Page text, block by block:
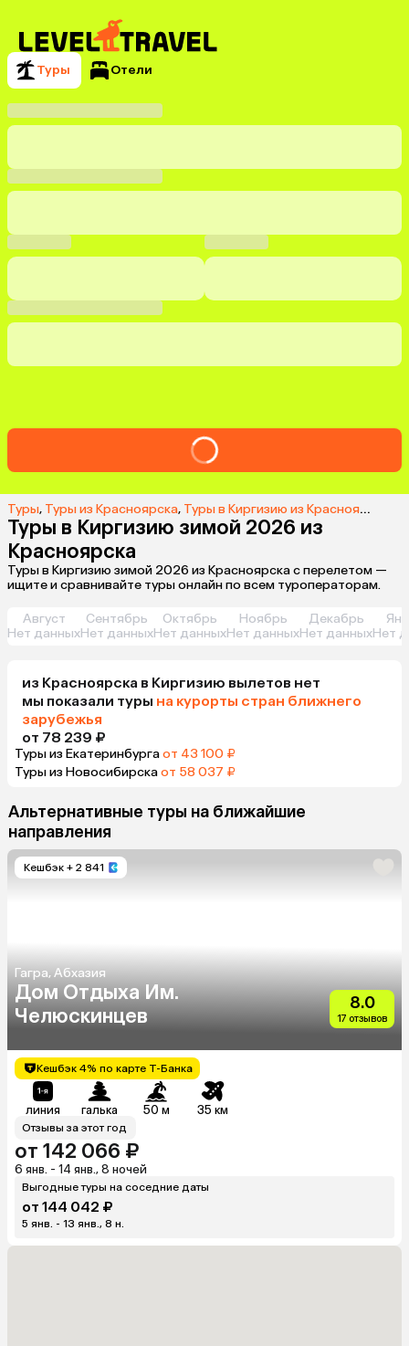
Туры Отели
Туры, Туры из Красноярска, Туры в Киргизию из Красноярска
Туры в Киргизию зимой 2026 из
Красноярска
Туры в Киргизию зимой 2026 из Красноярска с перелетом —
ищите и сравнивайте туры онлайн по всем туроператорам.
Август
Нет данных
Сентябрь
Нет данных
Октябрь
Нет данных
Ноябрь
Нет данных
Декабрь
Нет данныхНет
из Красноярска в Киргизию вылетов нет
мы показали туры на курорты стран ближнего
зарубежья
от 78 239 ₽
Туры из Екатеринбургаот 43 100 ₽
Туры из Новосибирскаот 58 037 ₽
Альтернативные туры на ближайшие
направления
Кешбэк + 2 841
Гагра, Абхазия
Дом Отдыха Им.
Челюскинцев
8.0
17 отзывов
Кешбэк 4% по карте Т-Банка
линия галька 50 м 35 км
Отзывы за этот год
от 142 066 ₽
6 янв. - 14 янв., 8 ночей
Выгодные туры на соседние даты
от 144 042 ₽
5 янв. - 13 янв., 8 н.